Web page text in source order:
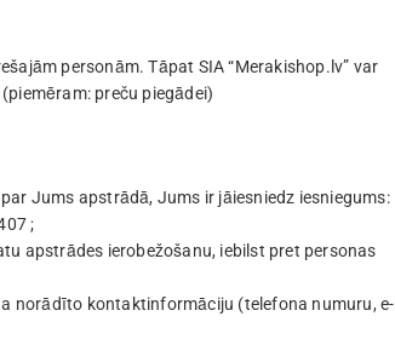
personām. Tāpat SIA “Merakishop.lv” var
preču piegādei)
Jums apstrādā, Jums ir jāiesniedz iesniegums:
;
apstrādes ierobežošanu, iebilst pret personas
norādīto kontaktinformāciju (telefona numuru, e-